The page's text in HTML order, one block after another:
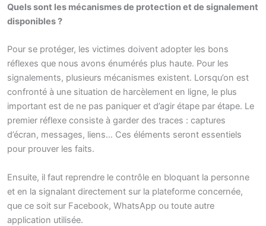
Quels sont les mécanismes de protection et de signalement
disponibles ?
Pour se protéger, les victimes doivent adopter les bons
réflexes que nous avons énumérés plus haute. Pour les
signalements, plusieurs mécanismes existent. Lorsqu’on est
confronté à une situation de harcèlement en ligne, le plus
important est de ne pas paniquer et d’agir étape par étape. Le
premier réflexe consiste à garder des traces : captures
d’écran, messages, liens… Ces éléments seront essentiels
pour prouver les faits.
Ensuite, il faut reprendre le contrôle en bloquant la personne
et en la signalant directement sur la plateforme concernée,
que ce soit sur Facebook, WhatsApp ou toute autre
application utilisée.